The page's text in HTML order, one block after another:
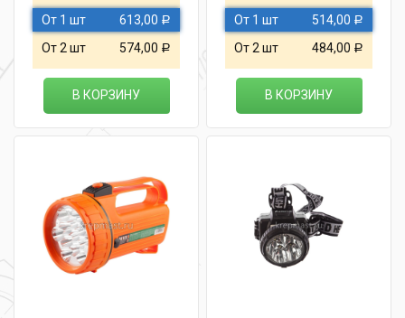
От 1 шт 613,00 Р
От 2 шт 574,00 Р
В КОРЗИНУ
От 1 шт 514,00 Р
От 2 шт 484,00 Р
В КОРЗИНУ